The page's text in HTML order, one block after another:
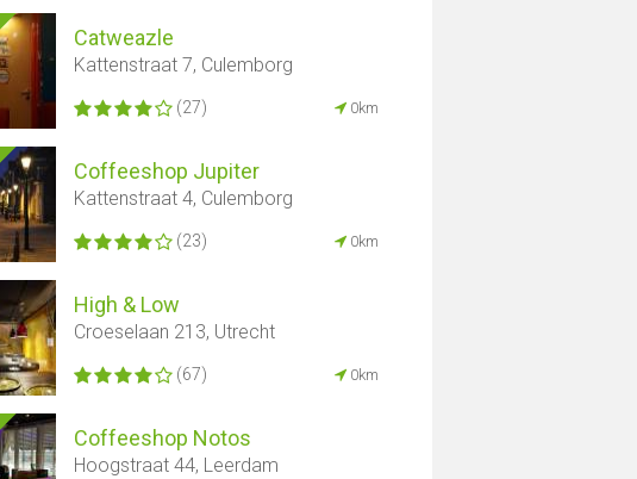
Catweazle
Kattenstraat 7, Culemborg
(27) 0km
Coffeeshop Jupiter
Kattenstraat 4, Culemborg
(23) 0km
High & Low
Croeselaan 213, Utrecht
(67) 0km
Coffeeshop Notos
Hoogstraat 44, Leerdam